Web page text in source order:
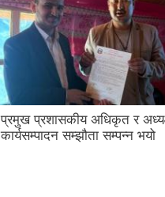
प्रमुख प्रशासकीय अधिकृत र
कार्यसम्पादन सम्झौता सम्पन्न भयो